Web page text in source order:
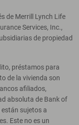
de Merrill Lynch Life
Services, Inc.,
de propiedad
préstamos para
de la vivienda son
afiliados,
absoluta de Bank of
sujetos a
Este no es un